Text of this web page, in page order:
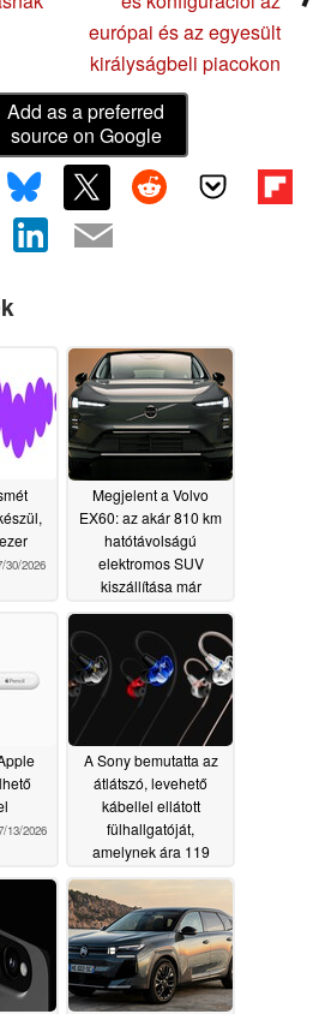
európai és az egyesült
királyságbeli piacokon
Add as a preferred
source on Google
30/2026
Megjelent a Volvo
EX60: az akár 810 km
hatótávolságú
elektromos SUV
kiszállítása már
07/16/2026
13/2026
A Sony bemutatta az
átlátszó, levehető
kábellel ellátott
fülhallgatóját,
amelynek ára 119
07/10/2026